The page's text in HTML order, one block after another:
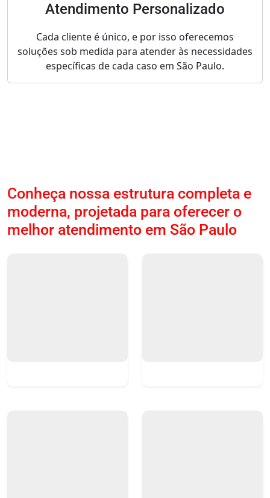
Atendimento Personalizado
Cada cliente é único, e por isso oferecemos
soluções sob medida para atender às necessidades
específicas de cada caso em São Paulo.
Conheça nossa estrutura completa e
moderna, projetada para oferecer o
melhor atendimento em São Paulo